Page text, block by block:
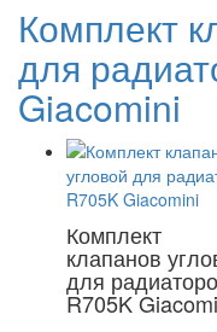
Комплект
для
Giacomini
Комплект
клапанов
для
R705K